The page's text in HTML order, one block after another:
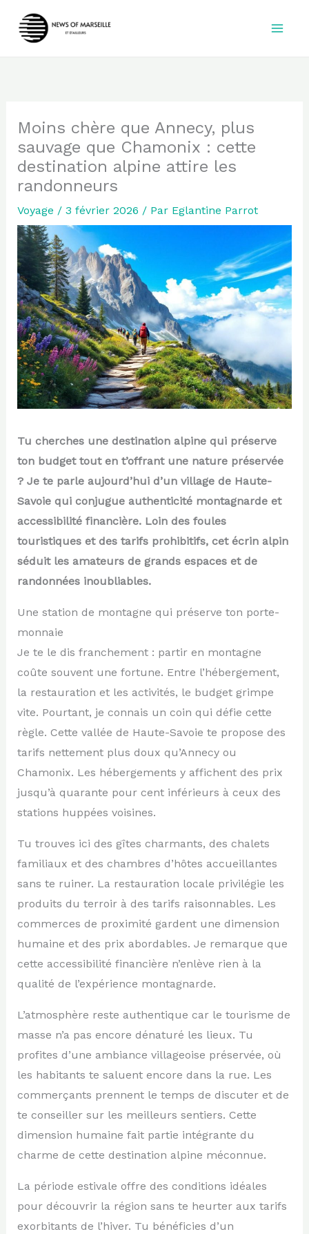
Moins chère que Annecy, plus
sauvage que Chamonix : cette
destination alpine attire les
randonneurs
Voyage / 3 février 2026 / Par Eglantine Parrot
Tu cherches une destination alpine qui préserve
ton budget tout en t’offrant une nature préservée
? Je te parle aujourd’hui d’un village de Haute-
Savoie qui conjugue authenticité montagnarde et
accessibilité financière. Loin des foules
touristiques et des tarifs prohibitifs, cet écrin alpin
séduit les amateurs de grands espaces et de
randonnées inoubliables.
Une station de montagne qui préserve ton porte-
monnaie
Je te le dis franchement : partir en montagne
coûte souvent une fortune. Entre l’hébergement,
la restauration et les activités, le budget grimpe
vite. Pourtant, je connais un coin qui défie cette
règle. Cette vallée de Haute-Savoie te propose des
tarifs nettement plus doux qu’Annecy ou
Chamonix. Les hébergements y affichent des prix
jusqu’à quarante pour cent inférieurs à ceux des
stations huppées voisines.
Tu trouves ici des gîtes charmants, des chalets
familiaux et des chambres d’hôtes accueillantes
sans te ruiner. La restauration locale privilégie les
produits du terroir à des tarifs raisonnables. Les
commerces de proximité gardent une dimension
humaine et des prix abordables. Je remarque que
cette accessibilité financière n’enlève rien à la
qualité de l’expérience montagnarde.
L’atmosphère reste authentique car le tourisme de
masse n’a pas encore dénaturé les lieux. Tu
profites d’une ambiance villageoise préservée, où
les habitants te saluent encore dans la rue. Les
commerçants prennent le temps de discuter et de
te conseiller sur les meilleurs sentiers. Cette
dimension humaine fait partie intégrante du
charme de cette destination alpine méconnue.
La période estivale offre des conditions idéales
pour découvrir la région sans te heurter aux tarifs
exorbitants de l’hiver. Tu bénéficies d’un